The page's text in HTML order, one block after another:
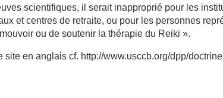
scientifiques, il serait inapproprié pour les
et centres de retraite, ou pour les personnes
ou de soutenir la thérapie du Reiki ».
site en anglais cf. http://www.usccb.org/dpp/